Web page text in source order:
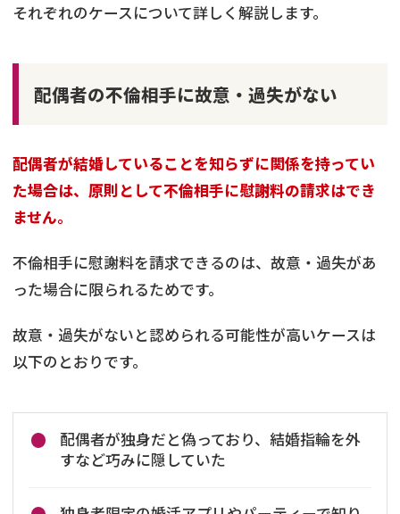
それぞれのケースについて詳しく解説します。
配偶者の不倫相手に故意・過失がない
配偶者が結婚していることを知らずに関係を持ってい
た場合は、原則として不倫相手に慰謝料の請求はでき
ません。
不倫相手に慰謝料を請求できるのは、故意・過失があ
った場合に限られるためです。
故意・過失がないと認められる可能性が高いケースは
以下のとおりです。
配偶者が独身だと偽っており、結婚指輪を外
すなど巧みに隠していた